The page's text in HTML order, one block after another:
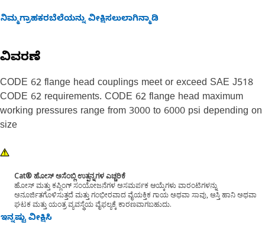
ನಿಮ್ಮಗ್ರಾಹಕರಬೆಲೆಯನ್ನು ವೀಕ್ಷಿಸಲುಲಾಗಿನ್ಮಾಡಿ
ವಿವರಣೆ
CODE 62 flange head couplings meet or exceed SAE J518
CODE 62 requirements. CODE 62 flange head maximum
working pressures range from 3000 to 6000 psi depending on
size
Cat® ಹೋಸ್ ಅಸೆಂಬ್ಲಿ ಉತ್ಪನ್ನಗಳ ಎಚ್ಚರಿಕೆ
ಹೋಸ್ ಮತ್ತು ಕಪ್ಲಿಂಗ್ ಸಂಯೋಜನೆಗಳ ಅಸಮರ್ಪಕ ಆಯ್ಕೆಗಳು ವಾರಂಟಿಗಳನ್ನು
ಅನೂರ್ಜಿತಗೊಳಿಸುತ್ತದೆ ಮತ್ತು ಗಂಭೀರವಾದ ವೈಯಕ್ತಿಕ ಗಾಯ ಅಥವಾ ಸಾವು, ಆಸ್ತಿ ಹಾನಿ ಅಥವಾ
ಘಟಕ ಮತ್ತು ಯಂತ್ರ ವ್ಯವಸ್ಥೆಯ ವೈಫಲ್ಯಕ್ಕೆ ಕಾರಣವಾಗಬಹುದು.
ಇನ್ನಷ್ಟು ವೀಕ್ಷಿಸಿ